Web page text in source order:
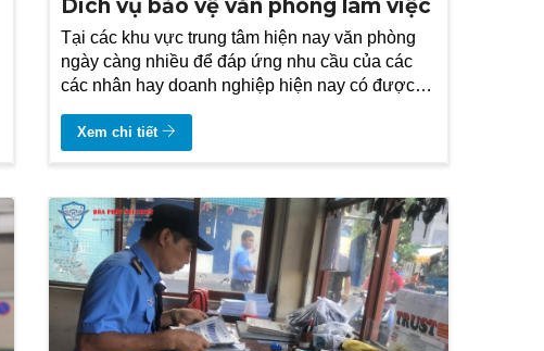
Dich vụ bảo vệ văn phòng làm việc
Tại các khu vực trung tâm hiện nay văn phòng
ngày càng nhiều để đáp ứng nhu cầu của các
các nhân hay doanh nghiệp hiện nay có được
tốn kém
Xem chi tiết